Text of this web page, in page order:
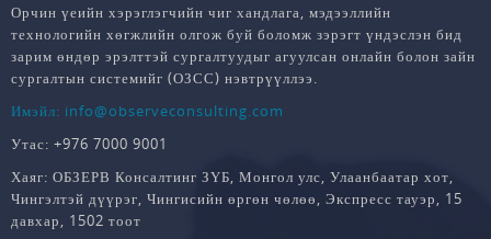
Орчин үеийн хэрэглэгчийн чиг хандлага, мэдээллийн
технологийн хөгжлийн олгож буй боломж зэрэгт үндэслэн бид
зарим өндөр эрэлттэй сургалтуудыг агуулсан онлайн болон зайн
сургалтын системийг (ОЗСС) нэвтрүүллээ.
Имэйл: info@observeconsulting.com
Утас: +976 7000 9001
Хаяг: ОБЗЕРВ Консалтинг ЗҮБ, Монгол улс, Улаанбаатар хот,
Чингэлтэй дүүрэг, Чингисийн өргөн чөлөө, Экспресс тауэр, 15
давхар, 1502 тоот